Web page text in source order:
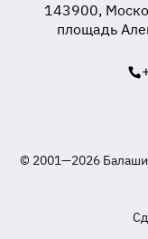
143900,
площадь
© 2001—2026